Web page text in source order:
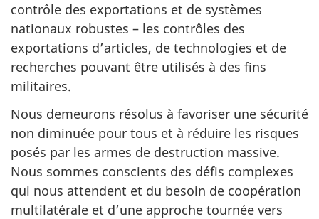
contrôle des exportations et de systèmes
nationaux robustes – les contrôles des
exportations d’articles, de technologies et de
recherches pouvant être utilisés à des fins
militaires.
Nous demeurons résolus à favoriser une sécurité
non diminuée pour tous et à réduire les risques
posés par les armes de destruction massive.
Nous sommes conscients des défis complexes
qui nous attendent et du besoin de coopération
multilatérale et d’une approche tournée vers